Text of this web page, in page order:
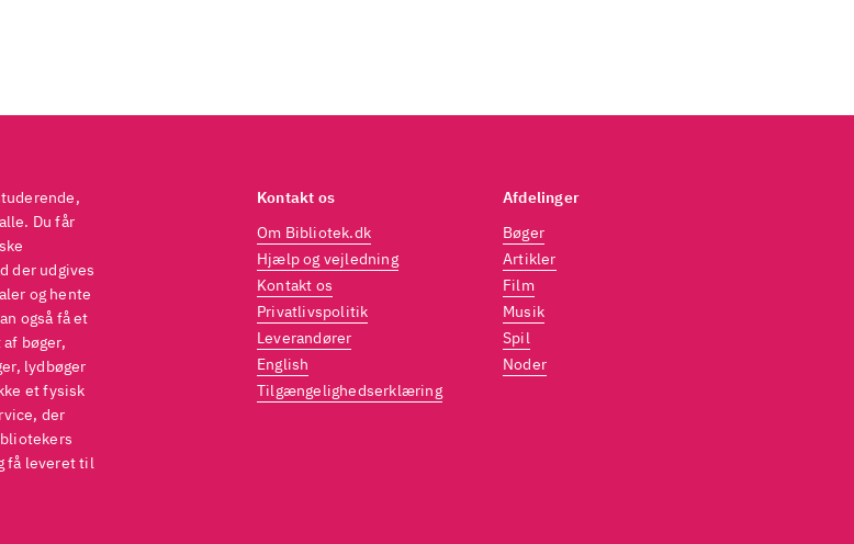
Du får
der udgives
og hente
også få et
bøger,
lydbøger
et fysisk
der
få leveret til
Kontakt os
Om Bibliotek.dk
Hjælp og vejledning
Kontakt os
Privatlivspolitik
Leverandører
English
Tilgængelighedserklæring
Afdelinger
Bøger
Artikler
Film
Musik
Spil
Noder